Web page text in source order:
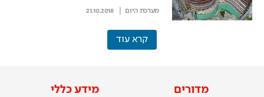
מערכת היום 21.10.2018
קרא עוד
מדורים מידע כללי